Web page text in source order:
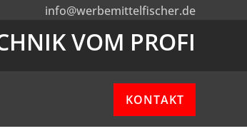
info@werbemittelfischer.de
VOM PROFI
KONTAKT